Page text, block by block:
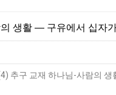
생활 ― 구유에서 십자